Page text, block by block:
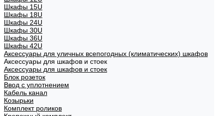
Шкафы 15U
Шкафы 18U
Шкафы 24U
Шкафы 30U
Шкафы 36U
Шкафы 42U
Аксессуары для уличных всепогодных (климатических) шкафов
Аксессуары для шкафов и стоек
Аксессуары для шкафов и стоек
Блок розеток
Ввод с уплотнением
Кабель канал
Козырьки
Комплект роликов